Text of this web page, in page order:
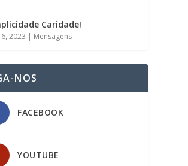
Caridade!
2023 | Mensagens
NOS
FACEBOOK
YOUTUBE